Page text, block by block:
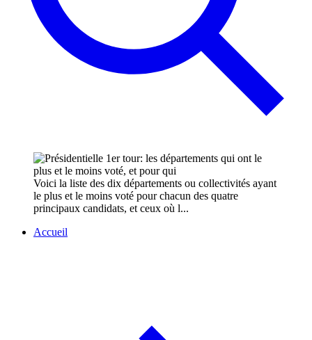
Voici la liste des dix départements ou collectivités ayant
le plus et le moins voté pour chacun des quatre
principaux candidats, et ceux où l...
Accueil